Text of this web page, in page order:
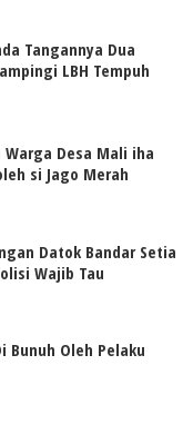
Tangannya Dua
LBH Tempuh
Desa Mali iha
si Jago Merah
Datok Bandar Setia
Wajib Tau
Bunuh Oleh Pelaku